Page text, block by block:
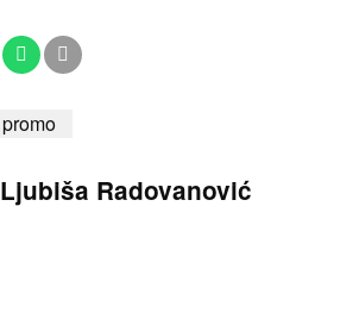
promo
Ljubiša Radovanović